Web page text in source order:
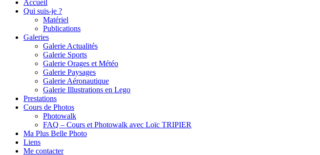
Accueil
Qui suis-je ?
Matériel
Publications
Galeries
Galerie Actualités
Galerie Sports
Galerie Orages et Météo
Galerie Paysages
Galerie Aéronautique
Galerie Illustrations en Lego
Prestations
Cours de Photos
Photowalk
FAQ – Cours et Photowalk avec Loïc TRIPIER
Ma Plus Belle Photo
Liens
Me contacter